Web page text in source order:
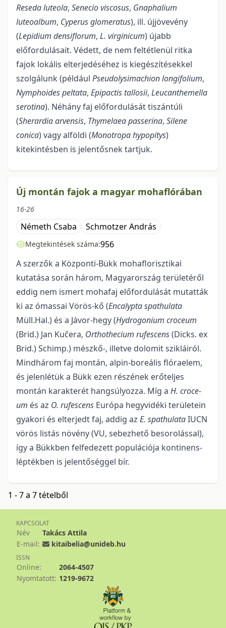
Reseda luteola, Senecio viscosus, Gnaphalium
luteoalbum, Cyperus glomeratus), ill. újjövevény
(Lepidium densiflorum, L. virginicum) újabb
előfordulásait. Védett, de nem feltétlenül ritka
fajok lokális elterjedéséhez is kiegészítésekkel
szolgálunk (például Pseudolysimachion longifolium,
Nymphoides peltata, Epipactis tallosii, Leucanthemella
serotina). Néhány faj előfordulását tiszántúli
(Sherardia arvensis, Thymelaea passerina, Silene
conica) vagy alföldi (Monotropa hypopitys)
kitekintésben is jelentősnek tartjuk.
Új montán fajok a magyar mohaflórában
16-26
Németh Csaba Schmotzer András
Megtekintések száma:956
A szerzők a Központi-Bükk mohaflorisztikai
kutatása során három, Magyarország területéről
eddig nem ismert mohafaj előfordulását mutatták
ki az ómassai Vörös-kő (Encalypta spathulata
Müll.Hal.) és a Jávor-hegy (Hydrogonium croceum
(Brid.) Jan Kučera, Orthothecium rufescens(Dicks. ex
Brid.) Schimp.) mészkő-, illetve dolomit szikláiról.
Mindhárom faj montán, alpin-boreális flóraelem,
és jelenlétük a Bükk ezen részének erőteljes
montán karakterét hangsúlyozza. Míg a H. croce­
um és az O. rufescens Európa hegyvidéki területein
gyakori és elterjedt faj, addig az E. spathulataIUCN
vörös listás növény (VU, sebezhető besorolással),
így a Bükkben felfedezett populációja kontinens-
léptékben is jelentőséggel bír.
1 - 7 a 7 tételből
KAPCSOLAT
Név
Takács Attila
E-mail:
kitaibelia@unideb.hu
ISSN
Online:
2064-4507
Nyomtatott: 1219-9672